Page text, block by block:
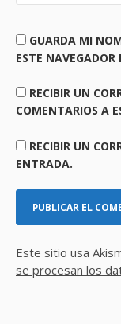
GUARDA MI
ESTE
RECIBIR UN
COMENTARIOS A
RECIBIR UN
ENTRADA.
Este sitio usa
se procesan los